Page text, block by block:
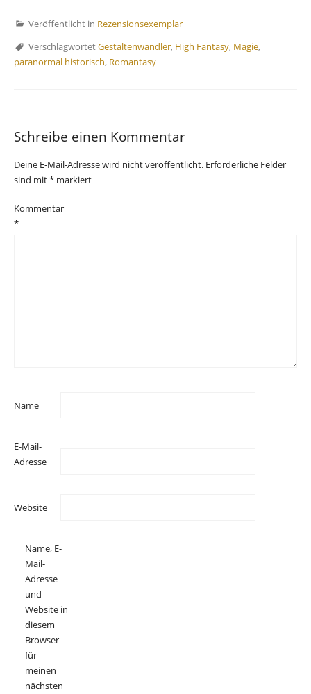
Veröffentlicht in Rezensionsexemplar
VerschlagwortetGestaltenwandler, High Fantasy, Magie,
paranormal historisch, Romantasy
Schreibe einen Kommentar
Deine E-Mail-Adresse wird nicht veröffentlicht. Erforderliche Felder
sind mit* markiert
Kommentar
*
Name
E-Mail-
Adresse
Website
Name, E-
Mail-
Adresse
und
Website in
diesem
Browser
für
meinen
nächsten